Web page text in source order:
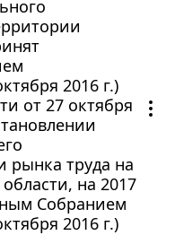
2016 г.)
от 27 октября
рынка труда на
на 2017
Собранием
2016 г.)